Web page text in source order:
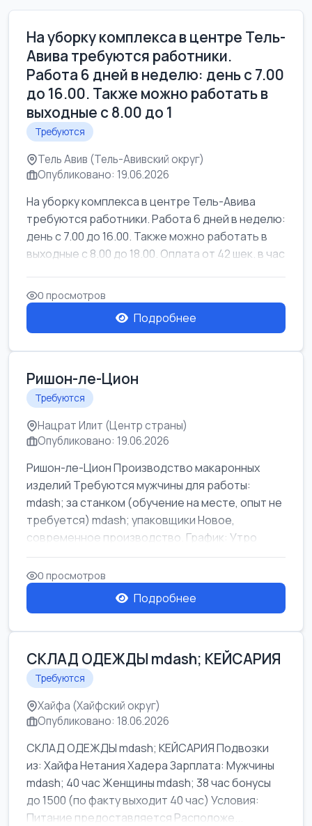
На уборку комплекса в центре Тель-
Авива требуются работники.
Работа 6 дней в неделю: день с 7.00
до 16.00. Также можно работать в
выходные с 8.00 до 1
Требуются
Тель Авив (Тель-Авивский округ)
Опубликовано: 19.06.2026
На уборку комплекса в центре Тель-Авива
требуются работники. Работа 6 дней в неделю:
день с 7.00 до 16.00. Также можно работать в
выходные с 8.00 до 18.00. Оплата от 42 шек. в час
0 просмотров
Подробнее
Ришон-ле-Цион
Требуются
Нацрат Илит (Центр страны)
Опубликовано: 19.06.2026
Ришон-ле-Цион Производство макаронных
изделий Требуются мужчины для работы:
mdash; за станком (обучение на месте, опыт не
требуется) mdash; упаковщики Новое,
современное производство. График: Утро
mda...
0 просмотров
Подробнее
СКЛАД ОДЕЖДЫ mdash; КЕЙСАРИЯ
Требуются
Хайфа (Хайфский округ)
Опубликовано: 18.06.2026
СКЛАД ОДЕЖДЫ mdash; КЕЙСАРИЯ Подвозки
из: Хайфа Нетания Хадера Зарплата: Мужчины
mdash; 40 час Женщины mdash; 38 час бонусы
до 1500 (по факту выходит 40 час) Условия:
Питание предоставляется Расположе...